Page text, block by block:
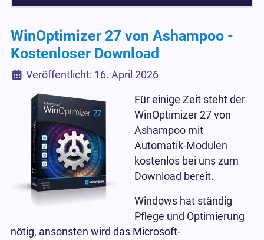
WinOptimizer 27 von Ashampoo -
Kostenloser Download
Details
Veröffentlicht: 16. April 2026
Für einige Zeit steht der
WinOptimizer 27 von
Ashampoo mit
Automatik-Modulen
kostenlos bei uns zum
Download bereit.
Windows hat ständig
Pflege und Optimierung
nötig, ansonsten wird das Microsoft-